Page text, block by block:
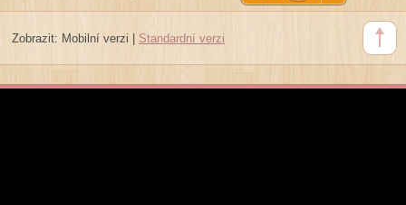
Zobrazit: Mobilní verzi Standardní verzi